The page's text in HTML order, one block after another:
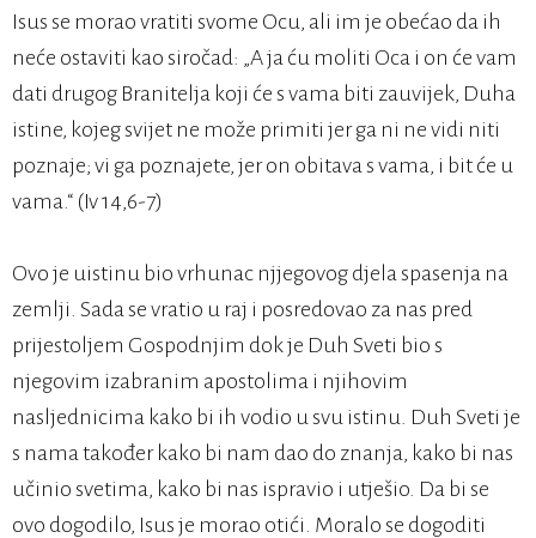
Isus se morao vratiti svome Ocu, ali im je obećao da ih
neće ostaviti kao siročad: „A ja ću moliti Oca i on će vam
dati drugog Branitelja koji će s vama biti zauvijek, Duha
istine, kojeg svijet ne može primiti jer ga ni ne vidi niti
poznaje; vi ga poznajete, jer on obitava s vama, i bit će u
vama.“ (Iv 14,6-7)
Ovo je uistinu bio vrhunac njjegovog djela spasenja na
zemlji. Sada se vratio u raj i posredovao za nas pred
prijestoljem Gospodnjim dok je Duh Sveti bio s
njegovim izabranim apostolima i njihovim
nasljednicima kako bi ih vodio u svu istinu. Duh Sveti je
s nama također kako bi nam dao do znanja, kako bi nas
učinio svetima, kako bi nas ispravio i utješio. Da bi se
ovo dogodilo, Isus je morao otići. Moralo se dogoditi